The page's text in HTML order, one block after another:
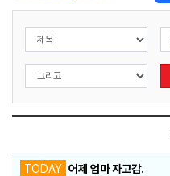
TODAY 어제 엄마 자고감.